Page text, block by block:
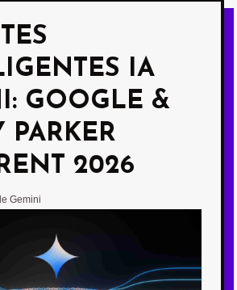
IA
GOOGLE &
PARKER
2026
Gemini